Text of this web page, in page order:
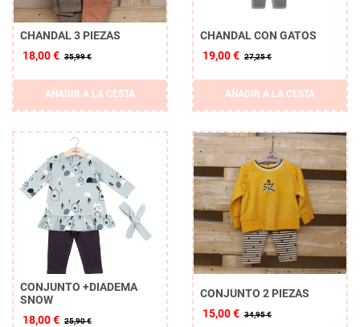
CHANDAL 3 PIEZAS
18,00 € 35,99 €
AÑADIR A LA CESTA
CHANDAL CON GATOS
19,00 € 27,25 €
AÑADIR A LA CESTA
CONJUNTO +DIADEMA
SNOW
18,00 € 25,90 €
CONJUNTO 2 PIEZAS
15,00 € 34,95 €